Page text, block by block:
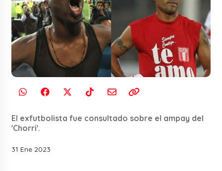
El exfutbolista fue consultado sobre el ampay del
'Chorri'.
31 Ene 2023